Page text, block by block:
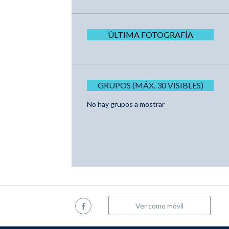
ÚLTIMA FOTOGRAFÍA
GRUPOS (MÁX. 30 VISIBLES)
No hay grupos a mostrar